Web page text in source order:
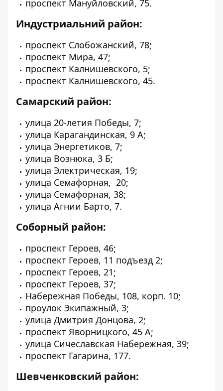
проспект Мануйловский, 75.
Индустриальний район:
проспект Слобожанский, 78;
проспект Мира, 47;
проспект Калнишевского, 5;
проспект Калнишевского, 45.
Самарский район:
улица 20-летия Победы, 7;
улица Карагандинская, 9 А;
улица Энергетиков, 7;
улица Вознюка, 3 Б;
улица Электрическая, 19;
улица Семафорная, 20;
улица Семафорная, 38;
улица Агнии Барто, 7.
Соборный район:
проспект Героев, 46;
проспект Героев, 11 подъезд 2;
проспект Героев, 21;
проспект Героев, 37;
Набережная Победы, 108, корп. 10;
проулок Экипажный, 3;
улица Дмитрия Донцова, 2;
проспект Яворницкого, 45 А;
улица Сичеславская Набережная, 39;
проспект Гагарина, 177.
Шевченковский район: